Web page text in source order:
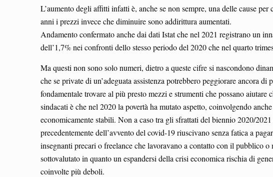
L’aumento degli affitti infatti è, anche se non sempre, una delle cause
anni i prezzi invece che diminuire sono addirittura aumentati.
Andamento confermato anche dai dati Istat che nel 2021 registrano un
dell’1,7% nei confronti dello stesso periodo del 2020 che nel quarto
Ma questi non sono solo numeri, dietro a queste cifre si nascondono
che se private di un’adeguata assistenza potrebbero peggiorare ancora
fondamentale trovare al più presto mezzi e strumenti che possano
sindacati è che nel 2020 la povertà ha mutato aspetto, coinvolgendo
economicamente stabili. Non a caso tra gli sfrattati del biennio 2020/
precedentemente dell’avvento del covid-19 riuscivano senza fatica a
insegnanti precari o freelance che lavoravano a contatto con il pubblico
sottovalutato in quanto un espandersi della crisi economica rischia di
coinvolte più deboli.